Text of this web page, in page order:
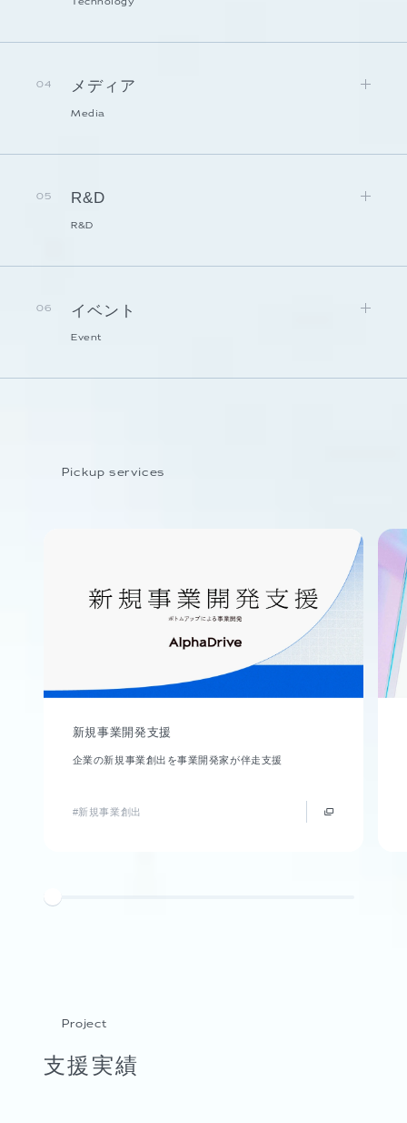
04 メディア
Media
05 R&D
R&D
06 イベント
Event
Pickup services
新規事業開発支援
企業の新規事業創出を事業開発家が伴走支援
#新規事業創出
Project
支援実績